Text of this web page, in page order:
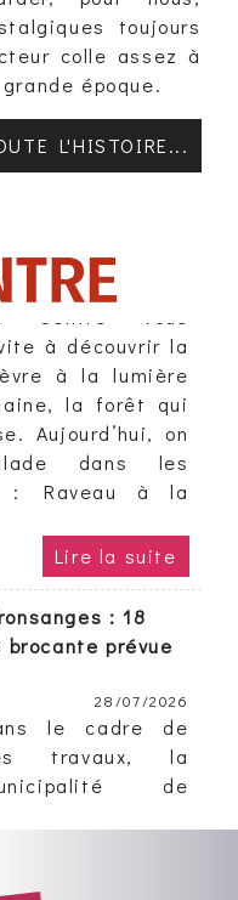
toujours
colle assez à
époque.
L'HISTOIRE...
fontaine dans la
été, Le Journal
Centre vous
à la lumière
la forêt qui
Aujourd’hui, on
dans les
: Raveau à la
: 18
prévue
le cadre de
travaux, la
de
a refait